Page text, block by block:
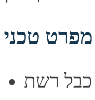
מפרט טכני
כבל רשת